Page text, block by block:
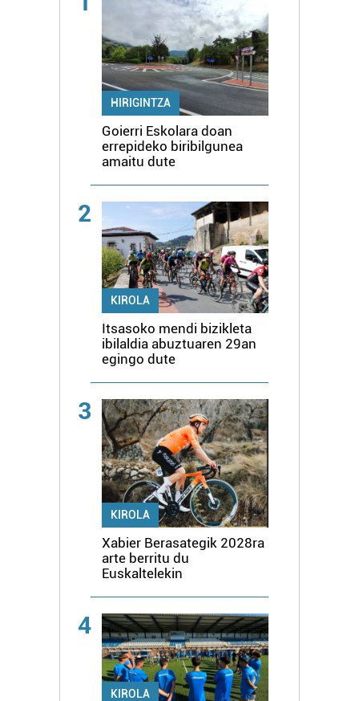
HIRIGINTZA
Goierri Eskolara doan
errepideko biribilgunea
amaitu dute
2
KIROLA
Itsasoko mendi bizikleta
ibilaldia abuztuaren 29an
egingo dute
3
KIROLA
Xabier Berasategik 2028ra
arte berritu du
Euskaltelekin
4
KIROLA